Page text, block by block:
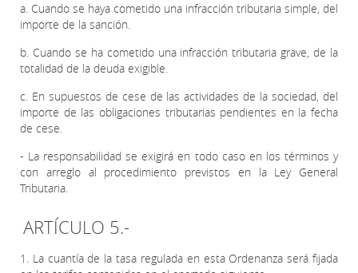
a. Cuando se haya cometido una infracción tributaria simple, del
importe de la sanción.
b. Cuando se ha cometido una infracción tributaria grave, de la
totalidad de la deuda exigible.
c. En supuestos de cese de las actividades de la sociedad, del
importe de las obligaciones tributarias pendientes en la fecha
de cese.
- La responsabilidad se exigirá en todo caso en los términos y
con arreglo al procedimiento previstos en la Ley General
Tributaria.
ARTÍCULO 5.-
1. La cuantía de la tasa regulada en esta Ordenanza será fijada